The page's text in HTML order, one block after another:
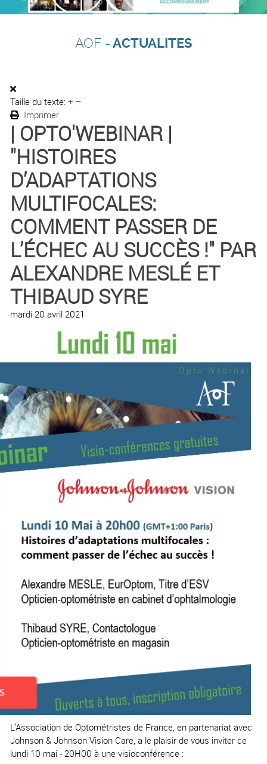
AOF -ACTUALITES
Taille du texte: + –
Imprimer
| OPTO'WEBINAR |
"HISTOIRES
D’ADAPTATIONS
MULTIFOCALES:
COMMENT PASSER DE
L’ÉCHEC AU SUCCÈS !" PAR
ALEXANDRE MESLÉ ET
THIBAUD SYRE
mardi 20 avril 2021
L’Association de Optométristes de France, en partenariat avec
Johnson & Johnson Vision Care, a le plaisir de vous inviter ce
lundi 10 mai - 20H00 à une visioconférence :